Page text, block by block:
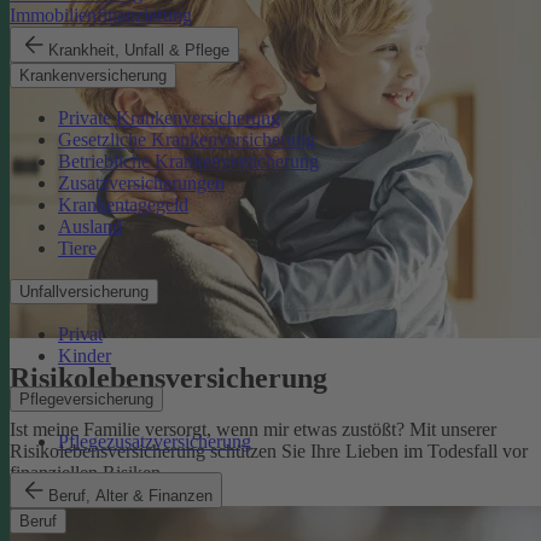
Immobilienfinanzierung
Krankheit, Unfall & Pflege
Krankenversicherung
Private Krankenversicherung
Gesetzliche Krankenversicherung
Betriebliche Krankenversicherung
Zusatzversicherungen
Krankentagegeld
Ausland
Tiere
Unfallversicherung
Privat
Kinder
Pflegeversicherung
Pflegezusatzversicherung
Beruf, Alter & Finanzen
Beruf
Risikolebens­versicherung
Ist meine Familie versorgt, wenn mir etwas zustößt? Mit unserer
Risikolebensversicherung schützen Sie Ihre Lieben im Todesfall vor
finanziellen Risiken.
Risikolebensversicherung